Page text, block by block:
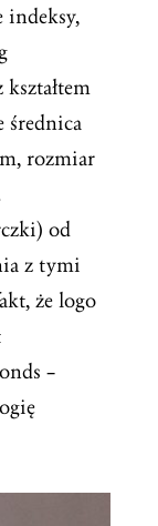
indeksy,
kształtem
średnica
rozmiar
od
z tymi
że logo
–